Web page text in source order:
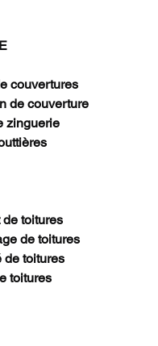
de couvertures
de couverture
zinguerie
de toitures
de toitures
de toitures
toitures